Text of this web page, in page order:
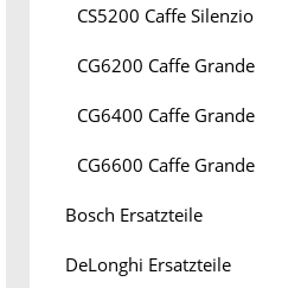
CS5200 Caffe Silenzio
CG6200 Caffe Grande
CG6400 Caffe Grande
CG6600 Caffe Grande
Bosch Ersatzteile
DeLonghi Ersatzteile